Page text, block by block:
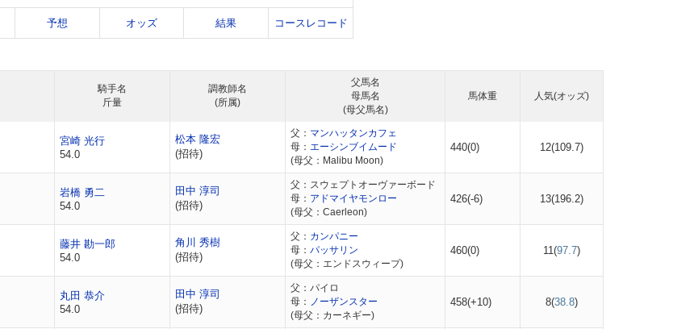
予想 オッズ 結果 コースレコード
騎手名
斤量
調教師名
(所属)
父馬名
母馬名
(母父馬名)
馬体重 人気(オッズ)
宮崎 光行
54.0
松本 隆宏
(招待)
父： マンハッタンカフェ
母： エーシンブイムード
(母父：Malibu Moon)
440(0) 12(109.7)
岩橋 勇二
54.0
田中 淳司
(招待)
父：スウェプトオーヴァーボード
母： アドマイヤモンロー
(母父：Caerleon)
426(-6) 13(196.2)
藤井 勘一郎
54.0
角川 秀樹
(招待)
父： カンパニー
母： パッサリン
(母父：エンドスウィープ)
460(0) 11(97.7)
丸田 恭介
54.0
田中 淳司
(招待)
父：パイロ
母： ノーザンスター
(母父：カーネギー)
458(+10) 8(38.8)